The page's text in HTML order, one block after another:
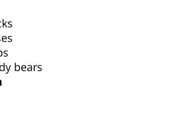
bears